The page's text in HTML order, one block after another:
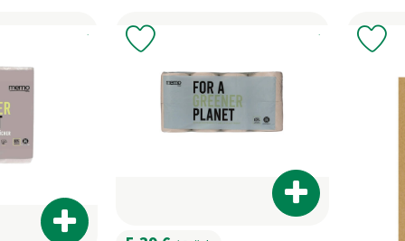
Produkt zum Warenkorb hinzufügen
, Kontrollstelle:
.
hinzufügen
Produkt zum
, Verband:
, Kontrollstelle:
.
Produkt zu Favouriten hinzufügen